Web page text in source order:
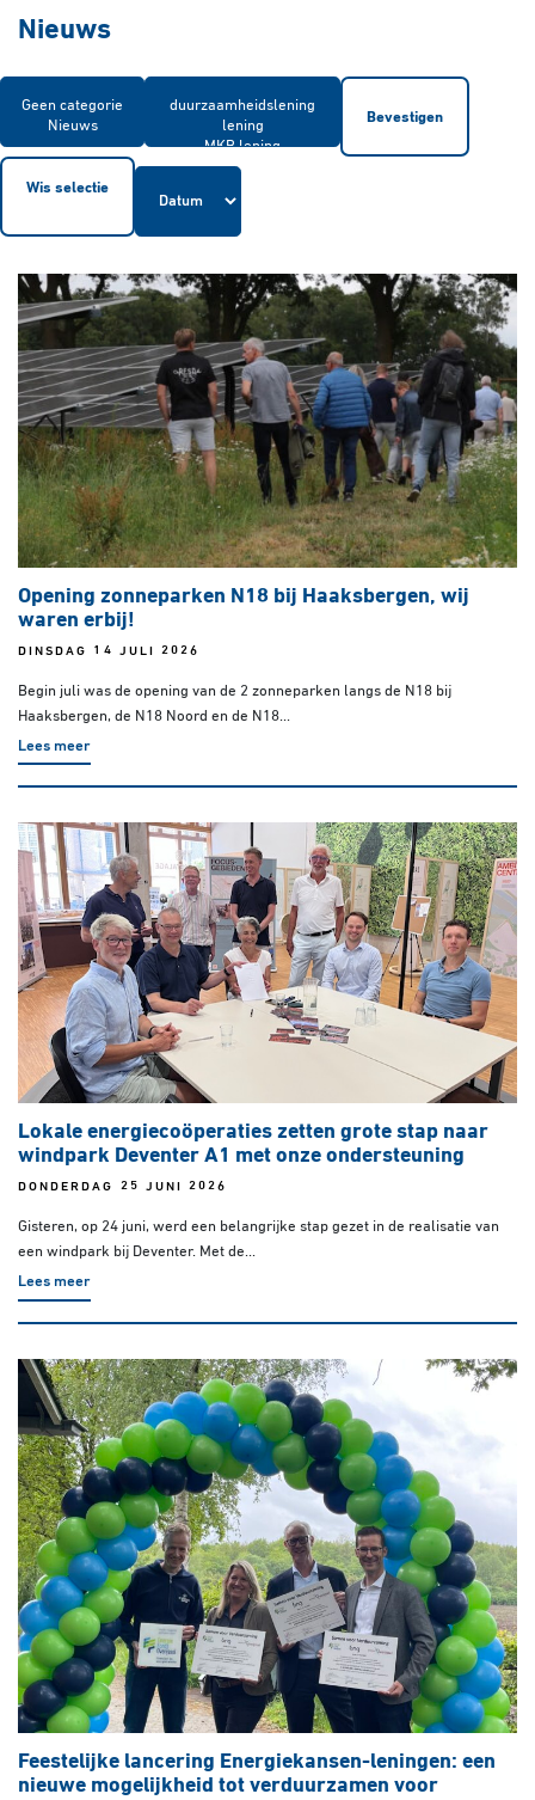
Nieuws
Bevestigen
Wis selectie
Opening zonneparken N18 bij Haaksbergen, wij
waren erbij!
DINSDAG 14 JULI 2026
Begin juli was de opening van de 2 zonneparken langs de N18 bij
Haaksbergen, de N18 Noord en de N18...
Lees meer
Lokale energiecoöperaties zetten grote stap naar
windpark Deventer A1 met onze ondersteuning
DONDERDAG 25 JUNI 2026
Gisteren, op 24 juni, werd een belangrijke stap gezet in de realisatie van
een windpark bij Deventer. Met de...
Lees meer
Feestelijke lancering Energiekansen-leningen: een
nieuwe mogelijkheid tot verduurzamen voor